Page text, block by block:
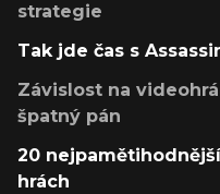
strategie
Tak jde čas s
Závislost na
špatný pán
20
hrách